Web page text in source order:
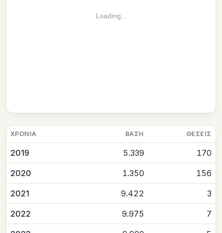
Loading...
ΧΡΟΝΙΆ ΒΆΣΗ ΘΈΣΕΙΣ
2019 5.339 170
2020 1.350 156
2021 9.422 3
2022 9.975 7